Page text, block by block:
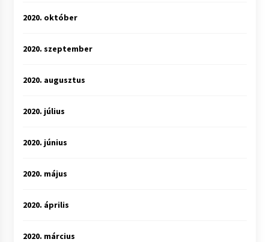
2020. október
2020. szeptember
2020. augusztus
2020. július
2020. június
2020. május
2020. április
2020. március